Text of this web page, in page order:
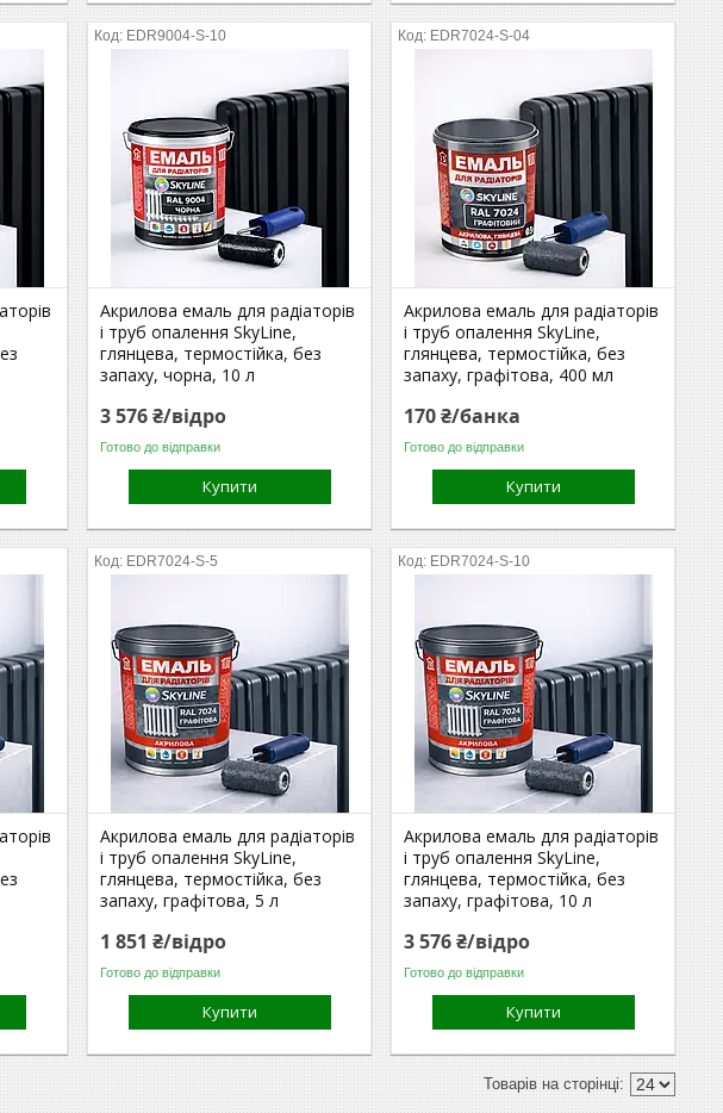
EDR9004-S-10
Акрилова емаль для радіаторів
і труб опалення SkyLine,
глянцева, термостійка, без
запаху, чорна, 10 л
3 576 ₴/відро
Готово до відправки
Купити
EDR7024-S-04
Акрилова емаль для радіаторів
і труб опалення SkyLine,
глянцева, термостійка, без
запаху, графітова, 400 мл
170 ₴/банка
Готово до відправки
Купити
EDR7024-S-5
Акрилова емаль для радіаторів
і труб опалення SkyLine,
глянцева, термостійка, без
запаху, графітова, 5 л
1 851 ₴/відро
Готово до відправки
Купити
EDR7024-S-10
Акрилова емаль для радіаторів
і труб опалення SkyLine,
глянцева, термостійка, без
запаху, графітова, 10 л
3 576 ₴/відро
Готово до відправки
Купити